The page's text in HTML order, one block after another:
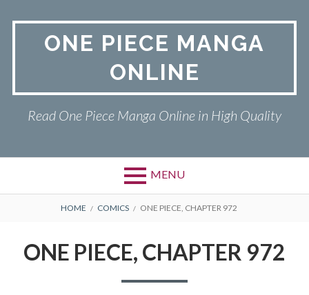
ONE PIECE MANGA
ONLINE
Read One Piece Manga Online in High Quality
MENU
Primary
ONE PIECE
BREADCRUMBS
HOME COMICS ONE PIECE, CHAPTER 972
ONE PIECE, CHAPTER 972